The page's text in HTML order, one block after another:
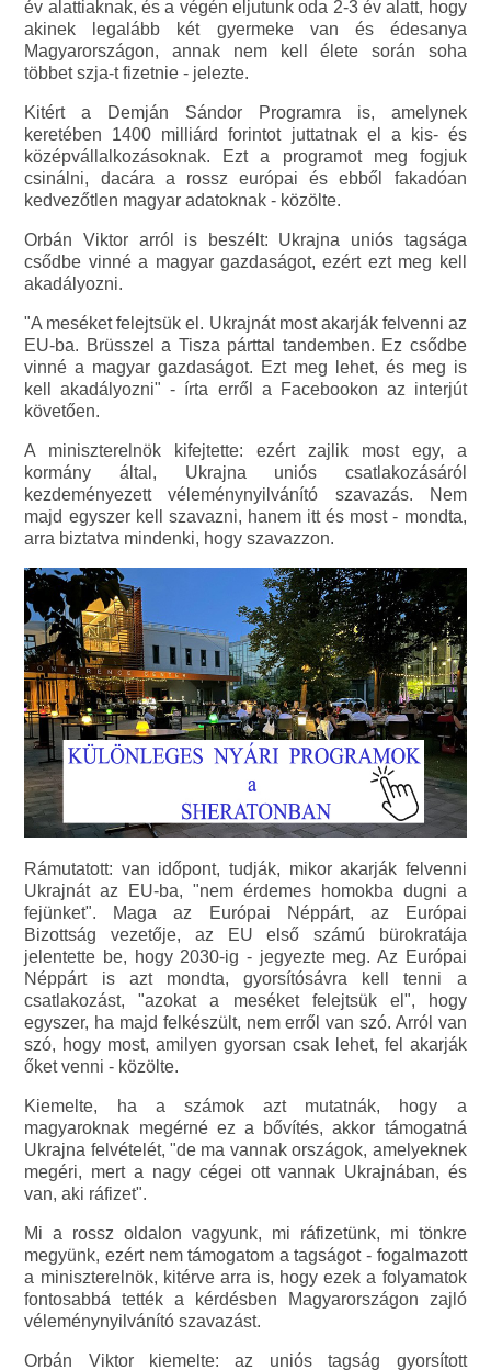
év alattiaknak, és a végén eljutunk oda 2-3 év alatt, hogy
akinek legalább két gyermeke van és édesanya
Magyarországon, annak nem kell élete során soha
többet szja-t fizetnie - jelezte.
Kitért a Demján Sándor Programra is, amelynek
keretében 1400 milliárd forintot juttatnak el a kis- és
középvállalkozásoknak. Ezt a programot meg fogjuk
csinálni, dacára a rossz európai és ebből fakadóan
kedvezőtlen magyar adatoknak - közölte.
Orbán Viktor arról is beszélt: Ukrajna uniós tagsága
csődbe vinné a magyar gazdaságot, ezért ezt meg kell
akadályozni.
"A meséket felejtsük el. Ukrajnát most akarják felvenni az
EU-ba. Brüsszel a Tisza párttal tandemben. Ez csődbe
vinné a magyar gazdaságot. Ezt meg lehet, és meg is
kell akadályozni" - írta erről a Facebookon az interjút
követően.
A miniszterelnök kifejtette: ezért zajlik most egy, a
kormány által, Ukrajna uniós csatlakozásáról
kezdeményezett véleménynyilvánító szavazás. Nem
majd egyszer kell szavazni, hanem itt és most - mondta,
arra biztatva mindenki, hogy szavazzon.
Rámutatott: van időpont, tudják, mikor akarják felvenni
Ukrajnát az EU-ba, "nem érdemes homokba dugni a
fejünket". Maga az Európai Néppárt, az Európai
Bizottság vezetője, az EU első számú bürokratája
jelentette be, hogy 2030-ig - jegyezte meg. Az Európai
Néppárt is azt mondta, gyorsítósávra kell tenni a
csatlakozást, "azokat a meséket felejtsük el", hogy
egyszer, ha majd felkészült, nem erről van szó. Arról van
szó, hogy most, amilyen gyorsan csak lehet, fel akarják
őket venni - közölte.
Kiemelte, ha a számok azt mutatnák, hogy a
magyaroknak megérné ez a bővítés, akkor támogatná
Ukrajna felvételét, "de ma vannak országok, amelyeknek
megéri, mert a nagy cégei ott vannak Ukrajnában, és
van, aki ráfizet".
Mi a rossz oldalon vagyunk, mi ráfizetünk, mi tönkre
megyünk, ezért nem támogatom a tagságot - fogalmazott
a miniszterelnök, kitérve arra is, hogy ezek a folyamatok
fontosabbá tették a kérdésben Magyarországon zajló
véleménynyilvánító szavazást.
Orbán Viktor kiemelte: az uniós tagság gyorsított